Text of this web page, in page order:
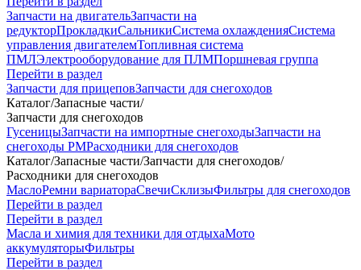
Запчасти на двигательЗапчасти на
редукторПрокладкиСальникиСистема охлажденияСистема
управления двигателемТопливная система
ПМЛЭлектрооборудование для ПЛМПоршневая группа
Перейти в раздел
Запчасти для прицеповЗапчасти для снегоходов
Каталог/Запасные части/
Запчасти для снегоходов
ГусеницыЗапчасти на импортные снегоходыЗапчасти на
снегоходы РМРасходники для снегоходов
Каталог/Запасные части/Запчасти для снегоходов/
Расходники для снегоходов
МаслоРемни вариатораСвечиСклизыФильтры для снегоходов
Перейти в раздел
Перейти в раздел
Масла и химия для техники для отдыхаМото
аккумуляторыФильтры
Перейти в раздел